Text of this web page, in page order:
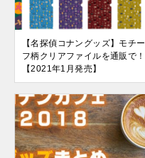
【名探偵コナングッズ】モチー
フ柄クリアファイルを通販で！
【2021年1月発売】